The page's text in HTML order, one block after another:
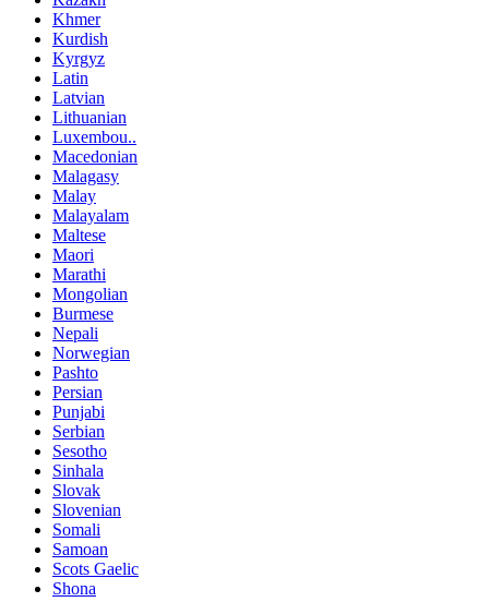
Khmer
Kurdish
Kyrgyz
Latin
Latvian
Lithuanian
Luxembou..
Macedonian
Malagasy
Malay
Malayalam
Maltese
Maori
Marathi
Mongolian
Burmese
Nepali
Norwegian
Pashto
Persian
Punjabi
Serbian
Sesotho
Sinhala
Slovak
Slovenian
Somali
Samoan
Scots Gaelic
Shona